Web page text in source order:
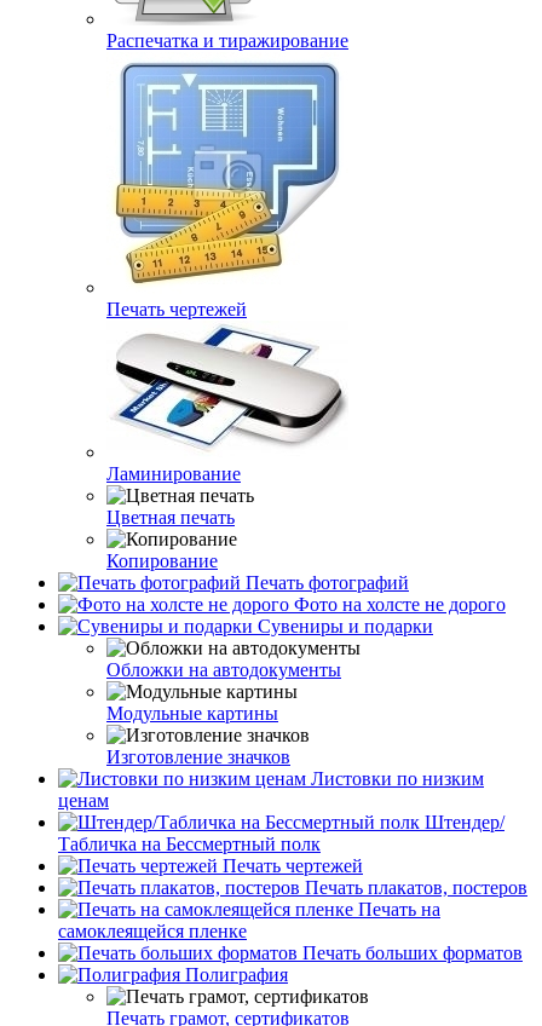
Распечатка и тиражирование
Печать чертежей
Ламинирование
Цветная печать
Копирование
Печать фотографий
Фото на холсте не дорого
Сувениры и подарки
Обложки на автодокументы
Модульные картины
Изготовление значков
Листовки по низким
ценам
Штендер/
Табличка на Бессмертный полк
Печать чертежей
Печать плакатов, постеров
Печать на
самоклеящейся пленке
Печать больших форматов
Полиграфия
Печать грамот, сертификатов